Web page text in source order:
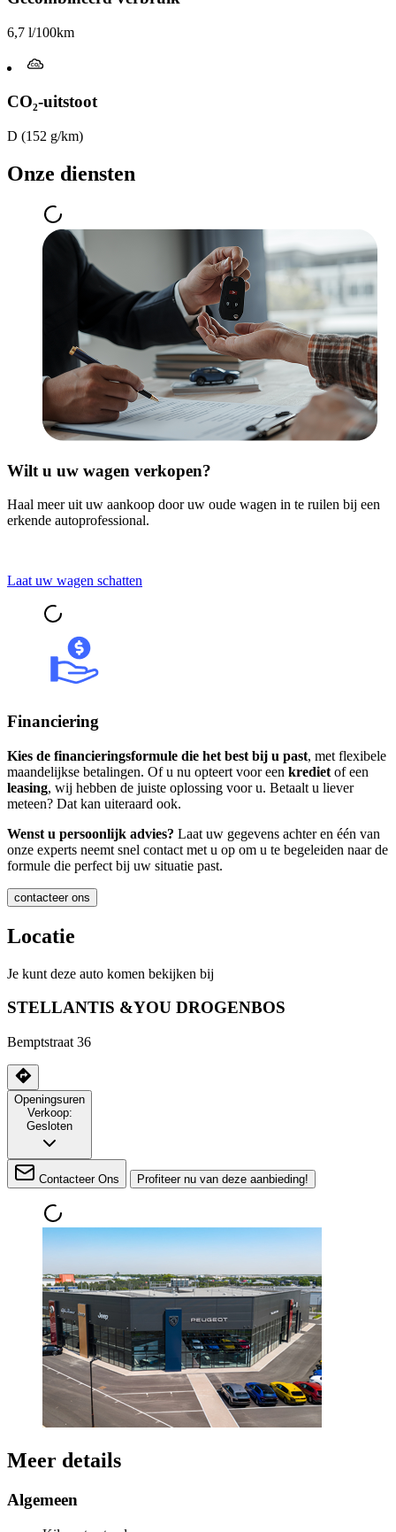
6,7 l/100km
CO₂-uitstoot
D (152 g/km)
Onze diensten
Wilt u uw wagen verkopen?
Haal meer uit uw aankoop door uw oude wagen in te ruilen bij een
erkende autoprofessional.
Laat uw wagen schatten
Financiering
Kies de financieringsformule die het best bij u past, met flexibele
maandelijkse betalingen. Of u nu opteert voor een krediet of een
leasing, wij hebben de juiste oplossing voor u. Betaalt u liever
meteen? Dat kan uiteraard ook.
Wenst u persoonlijk advies? Laat uw gegevens achter en één van
onze experts neemt snel contact met u op om u te begeleiden naar de
formule die perfect bij uw situatie past.
contacteer ons
Locatie
Je kunt deze auto komen bekijken bij
STELLANTIS &YOU DROGENBOS
Bemptstraat 36
Openingsuren
Verkoop:
Gesloten
Contacteer Ons Profiteer nu van deze aanbieding!
Meer details
Algemeen